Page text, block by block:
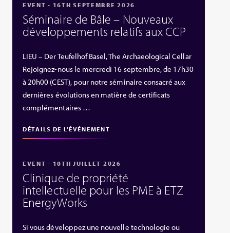
EVENT - 16TH SEPTEMBRE 2026
Séminaire de Bâle – Nouveaux
développements relatifs aux CCP
LIEU – Der Teufelhof Basel, The Archaeological Cellar
Rejoignez-nous le mercredi 16 septembre, de 17h30
à 20h00 (CEST), pour notre séminaire consacré aux
dernières évolutions en matière de certificats
complémentaires …
DÉTAILS DE L'ÉVÉNEMENT
EVENT - 10TH JUILLET 2026
Clinique de propriété
intellectuelle pour les PME à ETZ
EnergyWorks
Si vous développez une nouvelle technologie ou